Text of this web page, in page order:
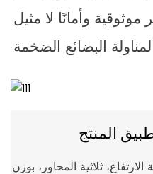
وأمانًا لا مثيل
المنتج
ثلاثية المحاور، بوزن